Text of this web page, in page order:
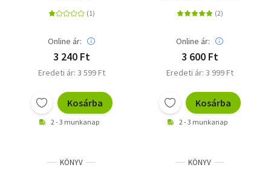
Online ár:
3 240 Ft
Eredeti ár: 3 599 Ft
Kosárba
2 - 3 munkanap
Online ár:
3 600 Ft
Eredeti ár: 3 999 Ft
Kosárba
2 - 3 munkanap
KÖNYV KÖNYV